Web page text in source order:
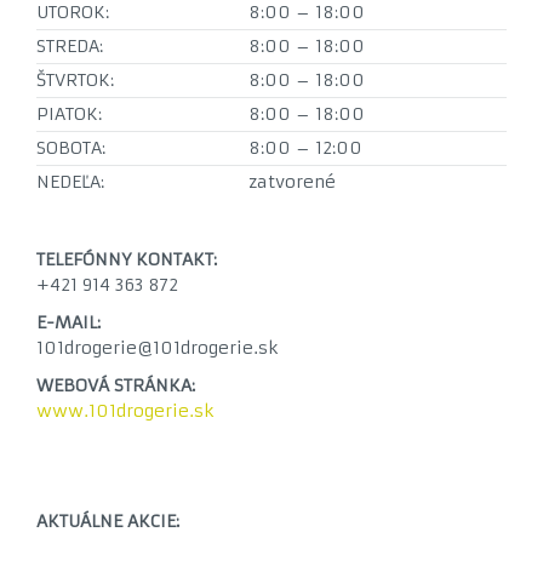
UTOROK:
8:00 – 18:00
STREDA:
8:00 – 18:00
ŠTVRTOK:
8:00 – 18:00
PIATOK:
8:00 – 18:00
SOBOTA:
8:00 – 12:00
NEDEĽA:
zatvorené
TELEFÓNNY KONTAKT:
+421 914 363 872
E-MAIL:
101drogerie@101drogerie.sk
WEBOVÁ STRÁNKA:
www.101drogerie.sk
AKTUÁLNE AKCIE: